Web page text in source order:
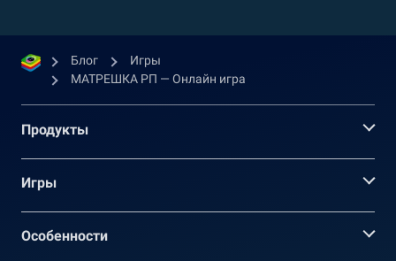
Блог
Игры
МАТРЕШКА РП — Онлайн игра
Продукты
Игры
Oсобенности